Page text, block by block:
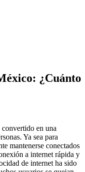
¿Cuánto
convertido en una
Ya sea para
mantenerse conectados
a internet rápida y
de internet ha sido